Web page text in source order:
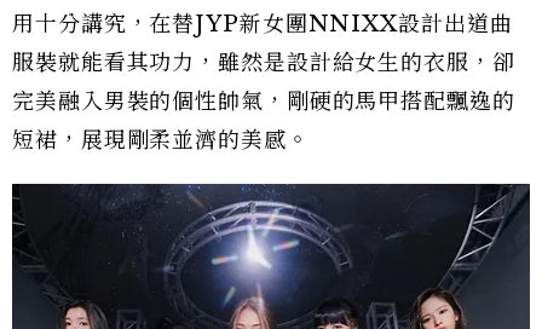
用十分講究，在替JYP新女團NNIXX設計出道曲
服裝就能看其功力，雖然是設計給女生的衣服，卻
完美融入男裝的個性帥氣，剛硬的馬甲搭配飄逸的
短裙，展現剛柔並濟的美感。